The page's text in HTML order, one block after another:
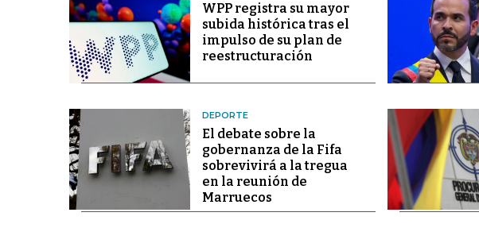
WPP registra su mayor
subida histórica tras el
impulso de su plan de
reestructuración
DEPORTE
El debate sobre la
gobernanza de la Fifa
sobrevivirá a la tregua
en la reunión de
Marruecos